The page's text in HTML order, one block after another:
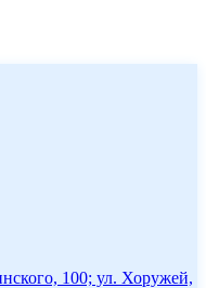
100; ул. Хоружей,